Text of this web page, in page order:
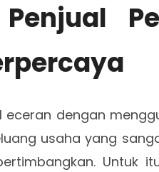
eceran dengan
usaha yang
Untuk